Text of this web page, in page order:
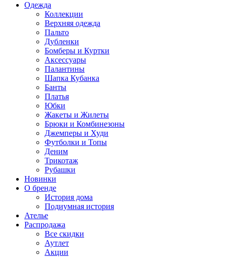
Одежда
Коллекции
Верхняя одежда
Пальто
Дубленки
Бомберы и Куртки
Аксессуары
Палантины
Шапка Кубанка
Банты
Платья
Юбки
Жакеты и Жилеты
Брюки и Комбинезоны
Джемперы и Худи
Футболки и Топы
Деним
Трикотаж
Рубашки
Новинки
О бренде
История дома
Подиумная история
Ателье
Распродажа
Все скидки
Аутлет
Акции